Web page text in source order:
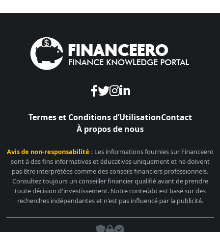
Termes et Conditions d’UtilisationContact
À propos de nous
Avis de non-responsabilité : Les informations fournies sur Financeero
sont à des fins informatives et éducatives uniquement et ne doivent
pas être interprétées comme des conseils financiers professionnels.
Consultez toujours un conseiller financier qualifié avant de prendre
toute décision d'investissement. Notre conteúdo est basé sur des
recherches indépendantes et n'est pas influencé par la publicité.